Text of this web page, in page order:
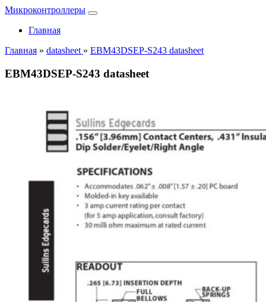
Микроконтроллеры
Главная
Главная » datasheet » EBM43DSEP-S243 datasheet
EBM43DSEP-S243 datasheet